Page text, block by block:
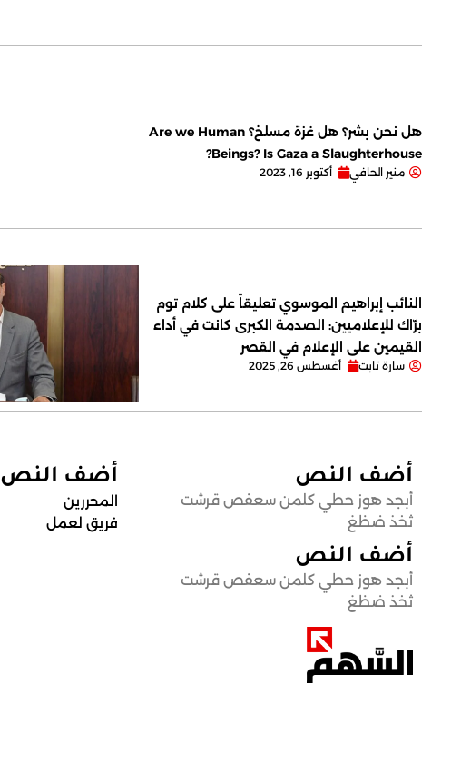
هل نحن بشر؟ هل غزة مسلخ؟ Are we Human
Beings? Is Gaza a Slaughterhouse?
منير الحافي أكتوبر 16, 2023
النائب إبراهيم الموسوي تعليقاً على كلام توم
برّاك للإعلاميين: الصدمة الكبرى كانت في أداء
القيمين على ‏الإعلام في القصر
سارة تابت أغسطس 26, 2025
أضف النص
أبجد هوز حطي كلمن سعفص قرشت
ثخذ ضظغ
أضف النص
أبجد هوز حطي كلمن سعفص قرشت
ثخذ ضظغ
أضف النص
المحررين
فريق لعمل